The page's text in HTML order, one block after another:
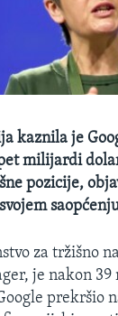
kaznila je
milijardi
pozicije,
za tržišno
je nakon 39
prekršio